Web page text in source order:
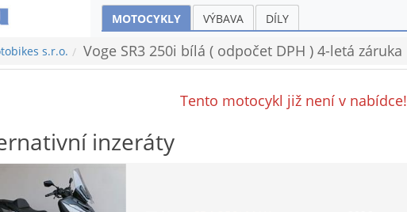
MOTOCYKLY VÝBAVA DÍLY
s.r.o. Voge SR3 250i bílá ( odpočet DPH ) 4-letá záruka
Tento motocykl již není v nabídce!
inzeráty